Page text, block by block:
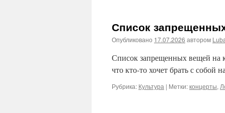
Список
Опубликовано 17.07.2026 автором
Список запрещенных вещей на
что кто-то хочет брать с собой
Рубрика: Культура | Метки:концерты,